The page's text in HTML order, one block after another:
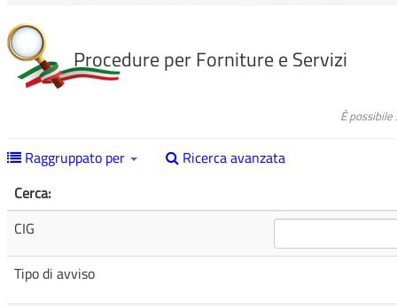
Procedure per Forniture e Servizi
È
Raggruppato per
Ricerca avanzata
Cerca:
CIG
Tipo di avviso